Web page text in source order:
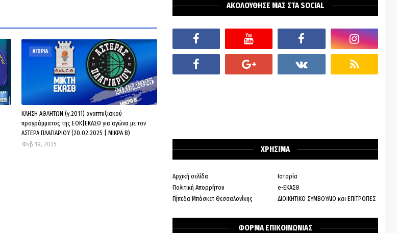
ΑΓΟΡΙΑ
ΚΛΗΣΗ ΑΘΛΗΤΩΝ (γ.2011) αναπτυξιακού
προγράμματος της ΕΟΚ|ΕΚΑΣΘ για αγώνα με τον
ΑΣΤΕΡΑ ΠΛΑΓΙΑΡΙΟΥ (20.02.2025 | ΜΙΚΡΑ Β)
Φεβ 19, 2025
ΑΚΟΛΟΥΘΗΣΕ ΜΑΣ ΣΤΑ SOCIAL
ΧΡΗΣΙΜΑ
Αρχική σελίδα
Ιστορία
Πολιτική Απορρήτου
e-ΕΚΑΣΘ
Γήπεδα Μπάσκετ Θεσσαλονίκης
ΔΙΟΙΚΗΤΙΚΟ ΣΥΜΒΟΥΛΙΟ και ΕΠΙΤΡΟΠΕΣ
ΦΟΡΜΑ ΕΠΙΚΟΙΝΩΝΙΑΣ